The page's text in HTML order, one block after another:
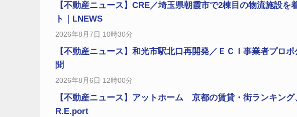
【不動産ニュース】CRE／埼玉県朝霞市で2棟目の物流施設を
ト｜LNEWS
2026年8月7日 10時30分
【不動産ニュース】和光市駅北口再開発／ＥＣＩ事業者プロ
聞
2026年8月6日 12時00分
【不動産ニュース】アットホーム 京都の賃貸・街ランキング
R.E.port